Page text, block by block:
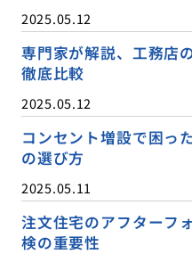
2025.05.12
専門家が解説、工務店
徹底比較
2025.05.12
コンセント増設で困っ
の選び方
2025.05.11
注文住宅のアフターフ
検の重要性